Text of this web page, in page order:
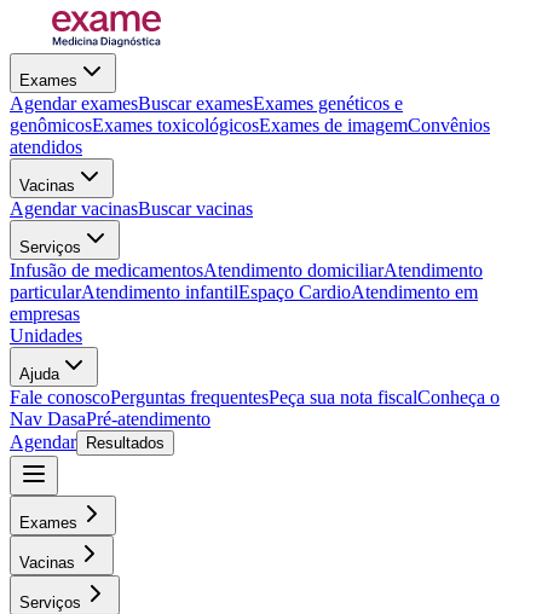
Exames
Agendar examesBuscar examesExames genéticos e
genômicosExames toxicológicosExames de imagemConvênios
atendidos
Vacinas
Agendar vacinasBuscar vacinas
Serviços
Infusão de medicamentosAtendimento domiciliarAtendimento
particularAtendimento infantilEspaço CardioAtendimento em
empresas
Unidades
Ajuda
Fale conoscoPerguntas frequentesPeça sua nota fiscalConheça o
Nav DasaPré-atendimento
Agendar
Resultados
Exames
Vacinas
Serviços